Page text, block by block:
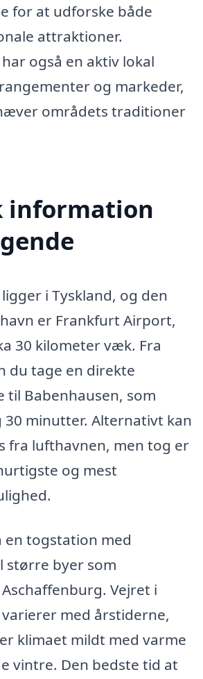
for at udforske både
attraktioner.
også en aktiv lokal
og markeder,
områdets traditioner
information
i Tyskland, og den
er Frankfurt Airport,
30 kilometer væk. Fra
du tage en direkte
Babenhausen, som
minutter. Alternativt kan
fra lufthavnen, men tog er
og mest
en togstation med
større byer som
Vejret i
med årstiderne,
klimaet mildt med varme
vintre. Den bedste tid at